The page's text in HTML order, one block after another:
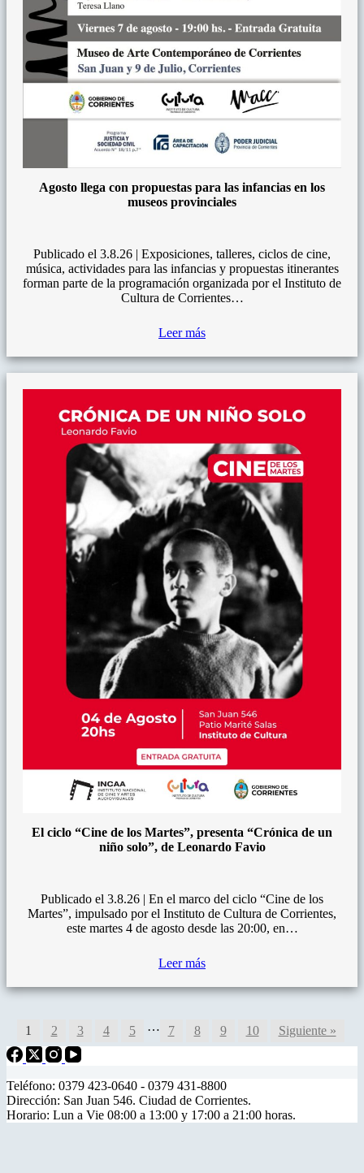
Agosto llega con propuestas para las infancias en los
museos provinciales
Publicado el 3.8.26 | Exposiciones, talleres, ciclos de cine,
música, actividades para las infancias y propuestas itinerantes
forman parte de la programación organizada por el Instituto de
Cultura de Corrientes…
Leer más
El ciclo “Cine de los Martes”, presenta “Crónica de un
niño solo”, de Leonardo Favio
Publicado el 3.8.26 | En el marco del ciclo “Cine de los
Martes”, impulsado por el Instituto de Cultura de Corrientes,
este martes 4 de agosto desde las 20:00, en…
Leer más
1 2 3 4 5 … 7 8 9 10 Siguiente »
Teléfono: 0379 423-0640 - 0379 431-8800
Dirección: San Juan 546. Ciudad de Corrientes.
Horario: Lun a Vie 08:00 a 13:00 y 17:00 a 21:00 horas.